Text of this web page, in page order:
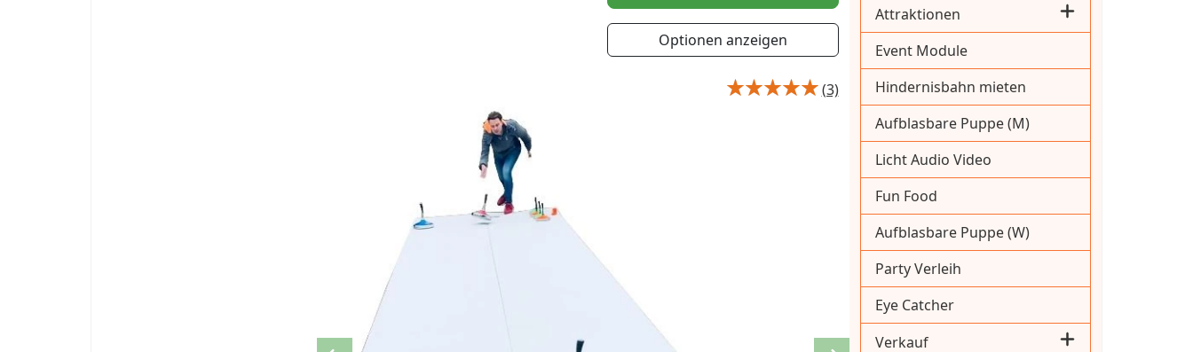
Attraktionen
Event Module
Hindernisbahn mieten
Aufblasbare Puppe (M)
Licht Audio Video
Fun Food
Aufblasbare Puppe (W)
Party Verleih
Eye Catcher
Verkauf
Optionen anzeigen
(3)